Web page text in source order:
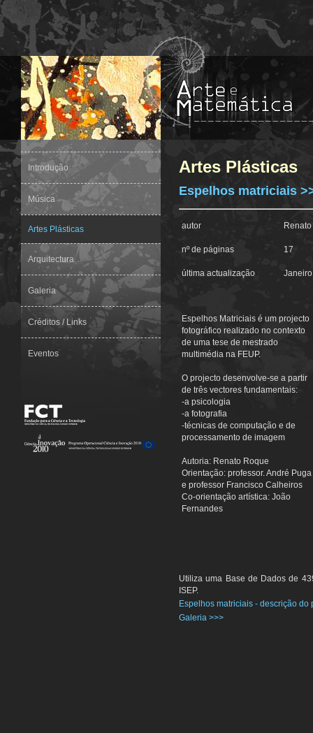
Introdução
Música
Artes Plásticas
Arquitectura
Galeria
Créditos / Links
Eventos
Artes Plásticas
Espelhos matriciais
autor
nº de páginas 17
última actualização
Espelhos Matriciais é um projecto
fotográfico realizado no contexto
de uma tese de mestrado
multimédia na FEUP.
O projecto desenvolve-se a partir
de três vectores fundamentais:
-a psicologia
-a fotografia
-técnicas de computação e de
processamento de imagem
Autoria: Renato Roque
Orientação: professor. André Puga
e professor Francisco Calheiros
Co-orientação artística: João
Fernandes
Utiliza uma Base de Dados de
ISEP.
Espelhos matriciais - descrição do
Galeria >>>